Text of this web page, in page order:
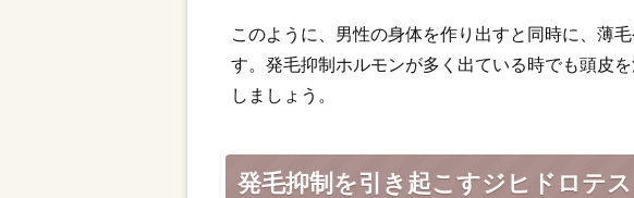
このように、男性の身体を作り出すと同時に、薄
す。発毛抑制ホルモンが多く出ている時でも頭皮
しましょう。
発毛抑制を引き起こすジヒドロテ